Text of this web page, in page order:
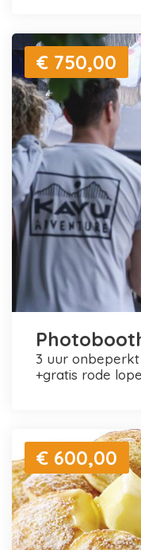
€ 750,00
3 uur onbeperkt foto's maken en printen
+gratis rode
€ 600,00